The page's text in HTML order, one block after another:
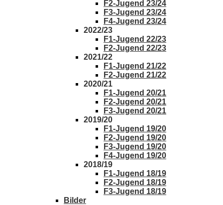
F2-Jugend 23/24
F3-Jugend 23/24
F4-Jugend 23/24
2022/23
F1-Jugend 22/23
F2-Jugend 22/23
2021/22
F1-Jugend 21/22
F2-Jugend 21/22
2020/21
F1-Jugend 20/21
F2-Jugend 20/21
F3-Jugend 20/21
2019/20
F1-Jugend 19/20
F2-Jugend 19/20
F3-Jugend 19/20
F4-Jugend 19/20
2018/19
F1-Jugend 18/19
F2-Jugend 18/19
F3-Jugend 18/19
Bilder